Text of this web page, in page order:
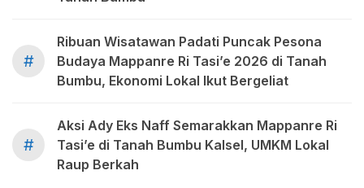
#
Ribuan Wisatawan Padati Puncak Pesona
Budaya Mappanre Ri Tasi’e 2026 di Tanah
Bumbu, Ekonomi Lokal Ikut Bergeliat
#
Aksi Ady Eks Naff Semarakkan Mappanre Ri
Tasi’e di Tanah Bumbu Kalsel, UMKM Lokal
Raup Berkah